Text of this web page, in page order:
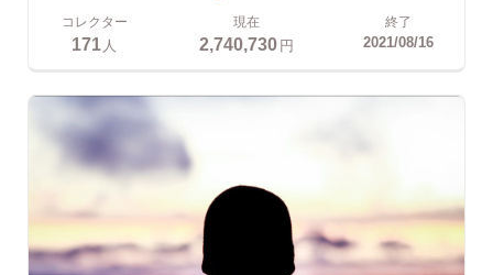
コレクター
171 人
現在
2,740,730円
終了
2021/08/16